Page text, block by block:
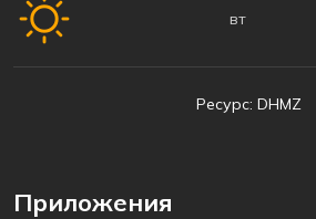
вт
Ресурс: DHMZ
Приложения